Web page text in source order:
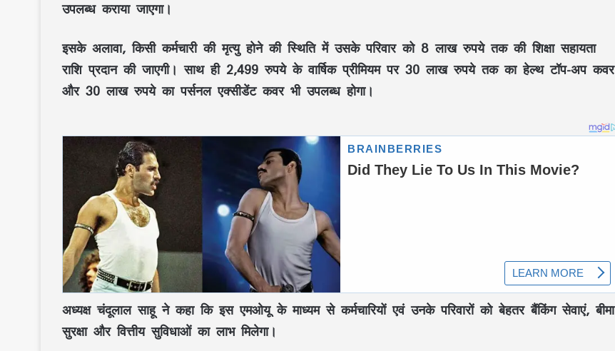
उपलब्ध कराया जाएगा।
इसके अलावा, किसी कर्मचारी कीमृत्युहोने की स्थिति में उसके परिवार को 8 लाख रुपये तक की शिक्षा सहायता
राशिप्रदान की जाएगी। साथ ही 2,499 रुपये के वार्षिक प्रीमियमपर 30 लाख रुपये तक का हेल्थ टॉप-अप कवर
और 30 लाख रुपये का पर्सनल एक्सीडेंट कवरभी उपलब्ध होगा।
अध्यक्ष चंदूलाल साहूने कहा कि इसएमओयूके माध्यम से कर्मचारियों एवं उनके परिवारों कोबेहतर बैंकिंग सेवाएं,बीमा
सुरक्षाऔरवित्तीय सुविधाओंका लाभ मिलेगा।
एनालॉग पनीर, बटर और चीज़ पर लगा बैन,
जानिए क्यों सरकार ने लिया यह फैसला